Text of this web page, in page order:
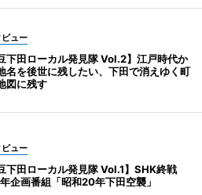
ュー
下田ローカル発見隊 Vol.2】江戸時代か
名を後世に残したい、下田で消えゆく町
図に残す
ュー
下田ローカル発見隊 Vol.1】SHK終戦
企画番組「昭和20年下田空襲」